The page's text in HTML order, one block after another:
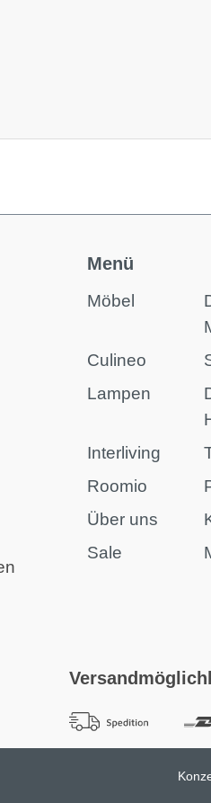
Menü
Möbel
Culineo
Lampen
Interliving
Roomio
Über uns
Sale